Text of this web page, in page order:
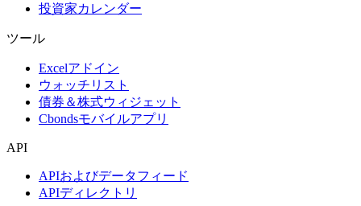
投資家カレンダー
ツール
Excelアドイン
ウォッチリスト
債券＆株式ウィジェット
Cbondsモバイルアプリ
API
APIおよびデータフィード
APIディレクトリ